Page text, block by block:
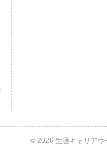
© 2026 生涯キャリア